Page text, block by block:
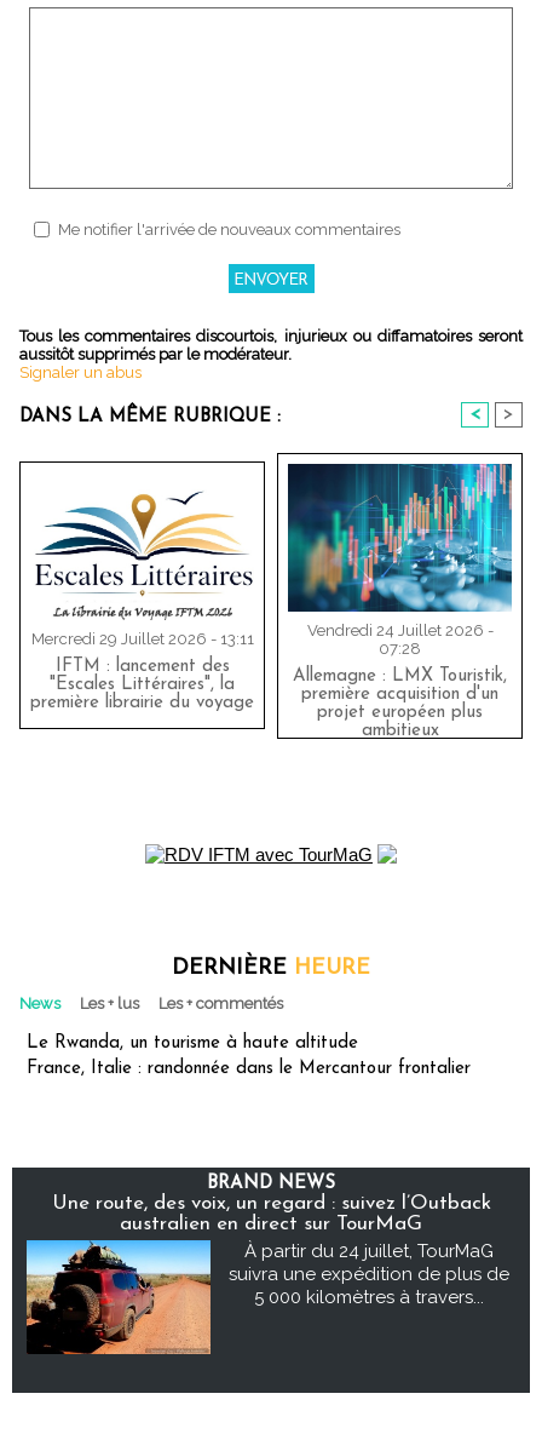
Me notifier l'arrivée de nouveaux commentaires
Tous les commentaires discourtois, injurieux ou diffamatoires seront
aussitôt supprimés par le modérateur.
Signaler un abus
DANS LA MÊME RUBRIQUE : < >
Mercredi 29 Juillet 2026 - 13:11
IFTM : lancement des
"Escales Littéraires", la
première librairie du voyage
Vendredi 24 Juillet 2026 -
07:28
Allemagne : LMX Touristik,
première acquisition d'un
projet européen plus
ambitieux
DERNIÈRE HEURE
News Les + lus Les + commentés
Le Rwanda, un tourisme à haute altitude
France, Italie : randonnée dans le Mercantour frontalier
BRAND NEWS
Une route, des voix, un regard : suivez l’Outback
australien en direct sur TourMaG
À partir du 24 juillet, TourMaG
suivra une expédition de plus de
5 000 kilomètres à travers...